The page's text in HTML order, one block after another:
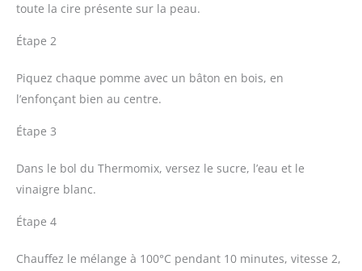
toute la cire présente sur la peau.
Étape 2
Piquez chaque pomme avec un bâton en bois, en
l’enfonçant bien au centre.
Étape 3
Dans le bol du Thermomix, versez le sucre, l’eau et le
vinaigre blanc.
Étape 4
Chauffez le mélange à 100°C pendant 10 minutes, vitesse 2,